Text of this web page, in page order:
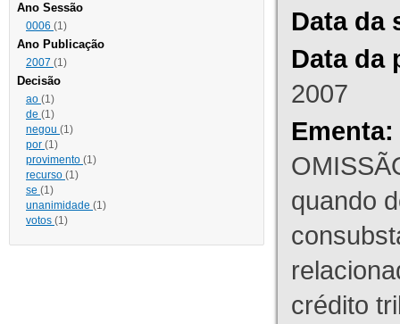
Ano Sessão
0006 (1)
Ano Publicação
2007 (1)
Decisão
ao (1)
de (1)
negou (1)
por (1)
provimento (1)
recurso (1)
se (1)
unanimidade (1)
votos (1)
Data da
Data da
2007
Ementa:
quando
crédito